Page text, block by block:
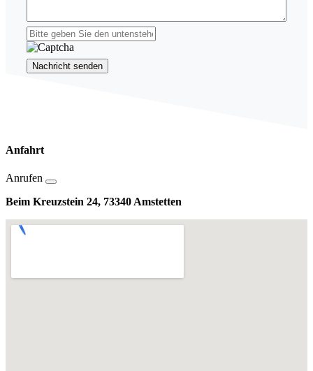
Nachricht senden
Anfahrt
Anrufen
Beim Kreuzstein 24, 73340 Amstetten